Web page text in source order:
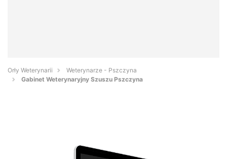
Orły Weterynarii
Weterynarze - Pszczyna
Gabinet Weterynaryjny Szuszu Pszczyna